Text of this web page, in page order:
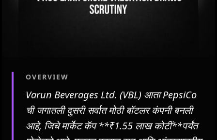
OVERVIEW
Varun Beverages Ltd. (VBL) आता PepsiCo
ची जगातली दुसरी सर्वात मोठी बॉटलर कंपनी बनली
आहे, जिचे मार्केट कॅप **₹1.55 लाख कोटीं**पर्यंत